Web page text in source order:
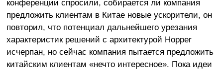
конференции спросили, собирается ли компания
предложить клиентам в Китае новые ускорители, он
повторил, что потенциал дальнейшего урезания
характеристик решений с архитектурой Hopper
исчерпан, но сейчас компания пытается предложить
китайским клиентам «нечто интересное». Пока идеи